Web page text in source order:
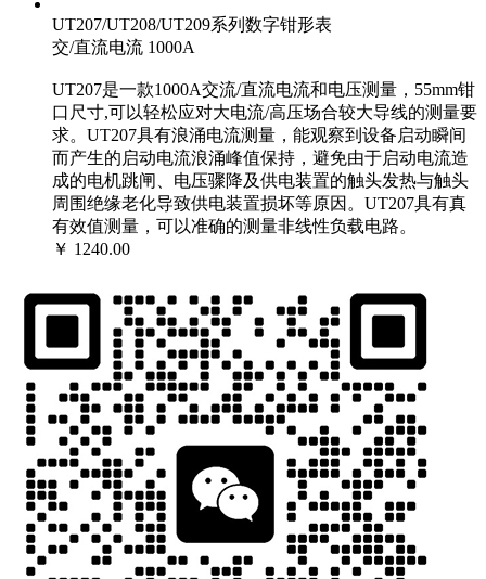
UT207/UT208/UT209系列数字钳形表
交/直流电流 1000A
UT207是一款1000A交流/直流电流和电压测量，55mm钳
口尺寸,可以轻松应对大电流/高压场合较大导线的测量要
求。UT207具有浪涌电流测量，能观察到设备启动瞬间
而产生的启动电流浪涌峰值保持，避免由于启动电流造
成的电机跳闸、电压骤降及供电装置的触头发热与触头
周围绝缘老化导致供电装置损坏等原因。UT207具有真
有效值测量，可以准确的测量非线性负载电路。
￥ 1240.00